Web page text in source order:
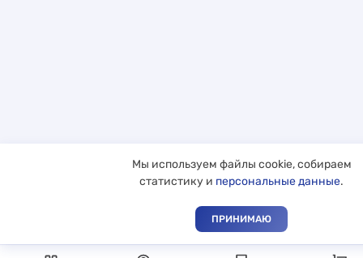
Мы используем файлы cookie, собираем
статистику и персональные данные.
ПРИНИМАЮ